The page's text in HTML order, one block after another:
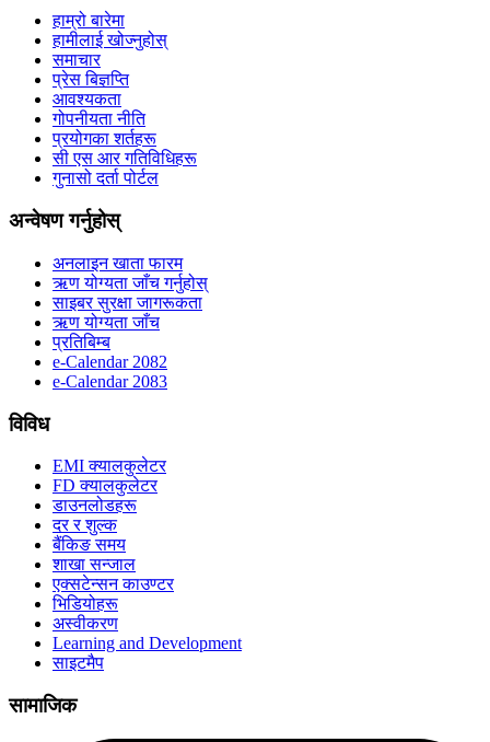
हाम्रो बारेमा
हामीलाई खोज्नुहोस्
समाचार
प्रेस बिज्ञप्ति
आवश्यकता
गोपनीयता नीति
प्रयोगका शर्तहरू
सी एस आर गतिविधिहरू
गुनासो दर्ता पोर्टल
अन्वेषण गर्नुहोस्
अनलाइन खाता फारम
ऋण योग्यता जाँच गर्नुहोस्
साइबर सुरक्षा जागरूकता
ऋण योग्यता जाँच
प्रतिबिम्ब
e-Calendar 2082
e-Calendar 2083
विविध
EMI क्यालकुलेटर
FD क्यालकुलेटर
डाउनलोडहरू
दर र शुल्क
बैंकिङ समय
शाखा सन्जाल
एक्सटेन्सन काउण्टर
भिडियोहरू
अस्वीकरण
Learning and Development
साइटमैप
सामाजिक